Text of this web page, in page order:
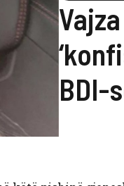
BDI-